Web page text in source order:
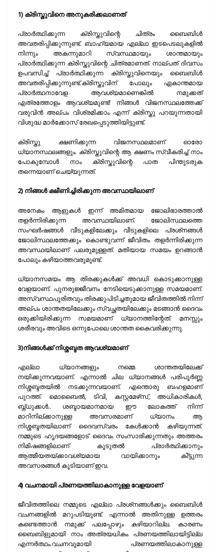
1) ക്രിസ്തുവിനെ അനുകരിക്കലാണത്
പ്രാര്‍ത്ഥിക്കുന്ന ക്രിസ്തുവിന്റെ ചിത്രം ബൈബിള്‍
അവതരിപ്പിക്കുന്നുണ്ട്. ബാഹ്യമായ എല്ലാ ഇടപെടലുകളില്‍
നിന്നും അകന്നുമാറി സ്വസ്ഥമായും ശാന്തമായും
പ്രാര്‍ത്ഥിക്കുന്ന ക്രിസ്തുവിന്റെ ചിത്രമാണത്. നാല്പത് ദിവസം
ഉപവസിച്ച് പ്രാര്‍ത്ഥിക്കുന്ന ക്രിസ്തുവിനെയും ബൈബിള്‍
അവതരിപ്പിക്കുന്നുണ്ട്.ക്രിസ്തുവിന് പോലും ഏകാന്തമായ
പ്രാര്‍ത്ഥനാവേള ആവശ്യമാണെങ്കില്‍ നമുക്കത്
എത്രത്തോളം ആവശ്യമുണ്ട്! നിങ്ങള്‍ വിജനസ്ഥലത്തേക്ക്
വരുവിന്‍ അല്പം വിശ്രമിക്കാം എന്ന് ക്രിസ്തു പറയുന്നതായി
വിശുദ്ധ മാര്‍ക്കോസ് രേഖപ്പെടുത്തിയിട്ടുണ്ട്.
ക്രിസ്തു ക്ഷണിക്കുന്ന വിജനസ്ഥലമാണ് ഓരോ
ധ്യാനസ്ഥലങ്ങളും. ക്രിസ്തുവിന്റെ ആ ക്ഷണം സ്വീകരിച്ച് നാം
പോകുമ്പോള്‍ നാം ക്രിസ്തുവിന്റെ പാത പിന്തുടരുക
തന്നെയാണ് ചെയ്യുന്നത്.
2) നിങ്ങള്‍ ക്ഷീണിച്ചിരിക്കുന്ന അവസ്ഥയിലാണ്
അനേകം ആളുകള്‍ ഇന്ന് അമിതമായ ജോലിഭാരത്താല്‍
തളര്‍ന്നിരിക്കുന്ന അവസ്ഥയിലാണ്. ജോലിസ്ഥലത്തെ
സംഘര്‍ഷങ്ങള്‍ വീടുകളിലേക്കും വീടുകളിലെ പ്രശ്‌നങ്ങള്‍
ജോലിസ്ഥലത്തേക്കും കൊണ്ടുവന്ന് ജീവിതം തളര്‍ന്നിരിക്കുന്ന
അവസ്ഥയിലാണ് പലരുമുള്ളത്. മതിയായ സമയം ഉറങ്ങാന്‍
പോലും കഴിയാത്തവരുമുണ്ട്.
ധ്യാനസമയം ആ തിരക്കുകള്‍ക്ക് അവധി കൊടുക്കാനുള്ള
വേളയാണ്. പുനരുജ്ജീവനം നേടിയെടുക്കാനുള്ള സമയമാണ്.
അസ്വസ്ഥപൂരിതവും തിരക്കുപിടിച്ചതുമായ ജീവിതത്തില്‍ നിന്ന്
അല്പം ശാന്തതയിലേക്കും സ്വച്ഛതയിലേക്കും മടങ്ങാന്‍ ദൈവം
ഒരുക്കിയിരിക്കുന്ന സമയമാണ് ധ്യാനത്തിന്റേത്. മനസ്സും
ശരീരവും അവിടെ ഒന്നുപോലെ ശാന്തത കൈവരിക്കുന്നു.
3)നിങ്ങള്‍ക്ക് നിശ്ശബ്ദത ആവശ്യമാണ്
എല്ലാ ധ്യാനങ്ങളും നമ്മെ ശാന്തതയിലേക്ക്
നയിക്കുന്നവയാണ്. എന്നാല്‍ ചില ധ്യാനങ്ങള്‍ പരിപൂര്‍ണ്ണ
നിശ്ശബ്ദതയില്‍ നടക്കുന്നവയാണ്. എന്തൊരു ബഹളമാണ്
പുറത്ത്. മൊബൈല്‍, ടിവി, കസ്റ്റമേഴ്‌സ്, അധികാരികള്‍,
ബ്ന്ധുക്കള്‍.. ശബ്ദായമാനമായ ഈ ലോകത്ത് നിന്ന്
മാറിനില്ക്കാനുള്ള അവസരമാണ് ധ്യാനം. ആ
നിശ്ശബ്ദതയിലാണ് ദൈവസ്വരം കേള്‍ക്കാന്‍ കഴിയുന്നത്.
നമ്മുടെ ഹൃദയങ്ങളോട് ദൈവം സംസാരിക്കുന്നതും അത്തരം
നിമിഷങ്ങളിലാണ് കൂടുതല്‍ പ്രാര്‍ത്ഥിക്കാനും
ആത്മീയതയ്ക്കാവശ്യമായ വായിക്കാനും കി്ട്ടുന്ന
അവസരങ്ങള്‍ കൂടിയാണ് ഇവ.
4) വചനമായി പ്രണയത്തിലാകാനുള്ള വേളയാണ്
ജീവിതത്തിലെ നമ്മുടെ എല്ലാ പ്രശ്‌നങ്ങള്‍ക്കും ബൈബിള്‍
വചനങ്ങളില്‍ മറുപടിയുണ്ട്. എന്നാല്‍ അതിനുള്ള ഉത്തരം
കണ്ടെത്താന്‍ നമുക്ക് പലപ്പോഴും കഴിയാറില്ല. കാരണം
ബൈബിളുമായി നാം അത്രയധികം പ്രണയത്തിലായിട്ടില്ല
എന്നര്‍ത്ഥം.വചനവുമായി പ്രണയത്തിലാകാനുള്ള